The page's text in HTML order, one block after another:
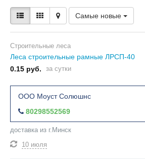
Самые новые
Строительные леса
Леса строительные рамные ЛРСП-40
0.15 руб.
за сутки
ООО Моуст Солюшнс
80298552569
доставка из г.Минск
10 июля